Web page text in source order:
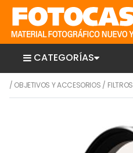
CATEGORÍAS
/ OBJETIVOS Y ACCESORIOS / FILTROS